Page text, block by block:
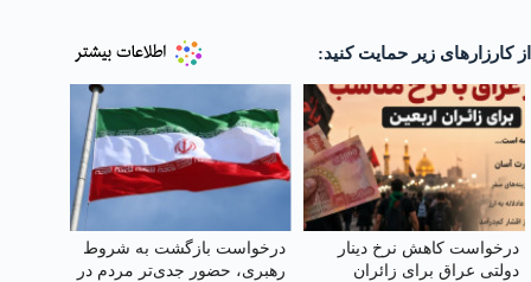
از کارزارهای زیر حمایت کنید:
درخواست کاهش نرخ دینار
دولتی عراق برای زائران
درخواست بازگشت به شروط
رهبری، حضور جدی‌تر مردم در